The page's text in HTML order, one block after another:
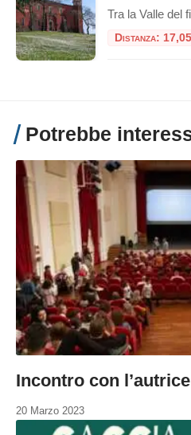
Distanza:
Potrebbe
Incontro con
20 Marzo 2023